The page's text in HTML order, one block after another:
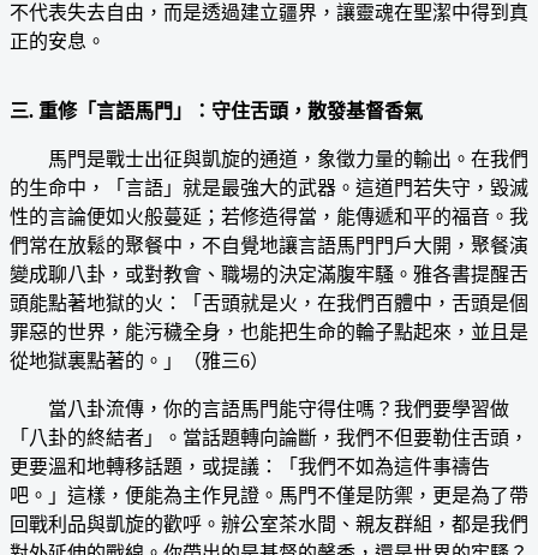
不代表失去自由，而是透過建立疆界，讓靈魂在聖潔中得到真
正的安息。
三. 重修「言語馬門」：守住舌頭，散發基督香氣
馬門是戰士出征與凱旋的通道，象徵力量的輸出。在我們
的生命中，「言語」就是最強大的武器。這道門若失守，毀滅
性的言論便如火般蔓延；若修造得當，能傳遞和平的福音。我
們常在放鬆的聚餐中，不自覺地讓言語馬門門戶大開，聚餐演
變成聊八卦，或對教會、職場的決定滿腹牢騷。雅各書提醒舌
頭能點著地獄的火：「舌頭就是火，在我們百體中，舌頭是個
罪惡的世界，能污穢全身，也能把生命的輪子點起來，並且是
從地獄裏點著的。」（雅三6）
當八卦流傳，你的言語馬門能守得住嗎？我們要學習做
「八卦的終結者」。當話題轉向論斷，我們不但要勒住舌頭，
更要溫和地轉移話題，或提議：「我們不如為這件事禱告
吧。」這樣，便能為主作見證。馬門不僅是防禦，更是為了帶
回戰利品與凱旋的歡呼。辦公室茶水間、親友群組，都是我們